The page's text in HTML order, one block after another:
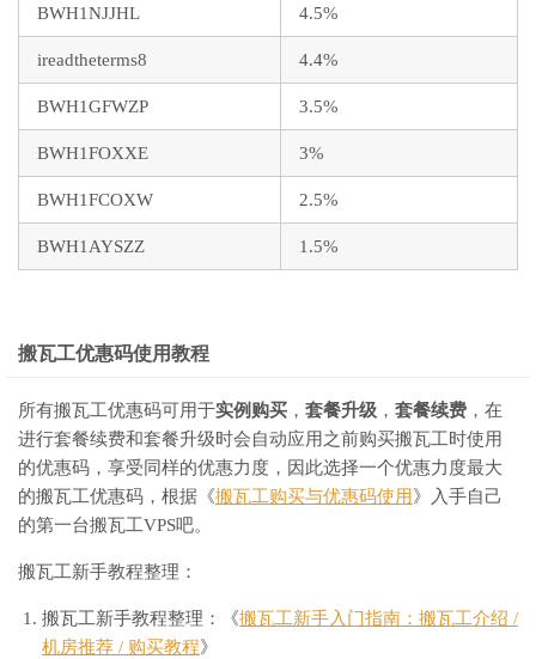
BWH1NJJHL 4.5%
ireadtheterms8 4.4%
BWH1GFWZP 3.5%
BWH1FOXXE 3%
BWH1FCOXW 2.5%
BWH1AYSZZ 1.5%
搬瓦工优惠码使用教程
所有搬瓦工优惠码可用于实例购买 ， 套餐升级 ， 套餐续费 ，在
进行套餐续费和套餐升级时会自动应用之前购买搬瓦工时使用
的优惠码，享受同样的优惠力度，因此选择一个优惠力度最大
的搬瓦工优惠码，根据《搬瓦工购买与优惠码使用》入手自己
的第一台搬瓦工VPS吧。
搬瓦工新手教程整理：
搬瓦工新手教程整理：《搬瓦工新手入门指南：搬瓦工介绍 /
机房推荐 / 购买教程》